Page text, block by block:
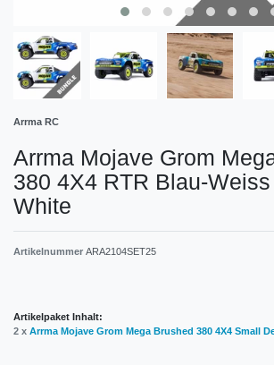
Arrma RC
Arrma Mojave Grom
380 4X4 RTR Blau-
White
Artikelnummer ARA2104SET25
Artikelpaket Inhalt:
2 x Arrma Mojave Grom Mega Brushed 380 4X4 Small